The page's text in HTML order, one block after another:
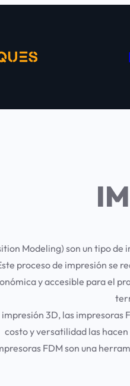
Modeling) son un tipo
proceso de impresión se
y accesible para el
3D, las impresoras
costo y versatilidad las
FDM son una